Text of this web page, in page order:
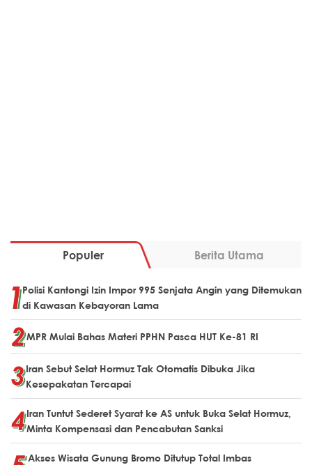
Populer Berita Utama
Polisi Kantongi Izin Impor 995 Senjata Angin yang Ditemukan
di Kawasan Kebayoran Lama
MPR Mulai Bahas Materi PPHN Pasca HUT Ke-81 RI
Iran Sebut Selat Hormuz Tak Otomatis Dibuka Jika
Kesepakatan Tercapai
Iran Tuntut Sederet Syarat ke AS untuk Buka Selat Hormuz,
Minta Kompensasi dan Pencabutan Sanksi
Akses Wisata Gunung Bromo Ditutup Total Imbas